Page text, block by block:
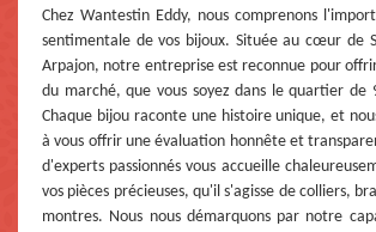
Chez Wantestin Eddy, nous comprenons
sentimentale de vos bijoux. Située au cœur de
Arpajon, notre entreprise est reconnue pour
du marché, que vous soyez dans le quartier de
Chaque bijou raconte une histoire unique, et
à vous offrir une évaluation honnête et
d'experts passionnés vous accueille
vos pièces précieuses, qu'il s'agisse de colliers,
montres. Nous nous démarquons par notre